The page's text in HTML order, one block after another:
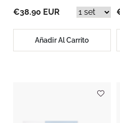
€38.90 EUR
Añadir Al Carrito